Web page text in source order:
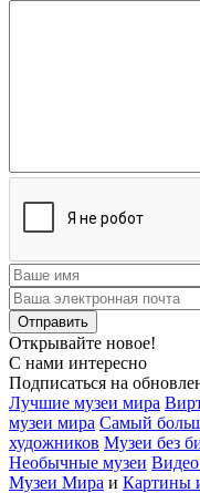
Открывайте новое!
С нами интересно
Подписаться на
Лучшие музеи мира
музеи мира Самый
художников Музеи без
Необычные музеи
Музеи Мира и Картины